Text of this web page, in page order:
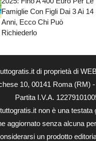
Famiglie Con Figli Dai 3 Ai 14
Anni, Ecco Chi Può
Richiederlo
di proprietà di
10, 00141 Roma (RM)
Partita I.V.A.
non è una testata
aggiornato senza alcuna
un prodotto